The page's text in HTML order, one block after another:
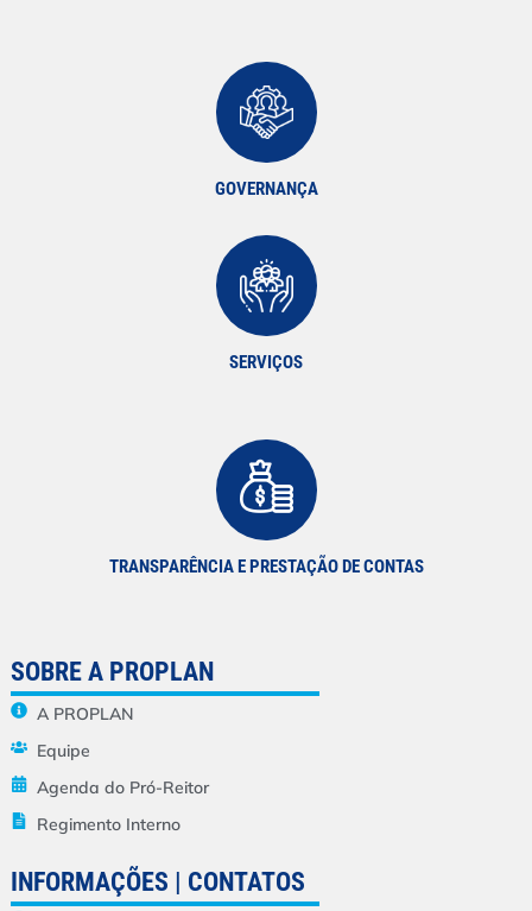
GOVERNANÇA
SERVIÇOS
TRANSPARÊNCIA E PRESTAÇÃO DE CONTAS
SOBRE A PROPLAN
A PROPLAN
Equipe
Agenda do Pró-Reitor
Regimento Interno
INFORMAÇÕES | CONTATOS